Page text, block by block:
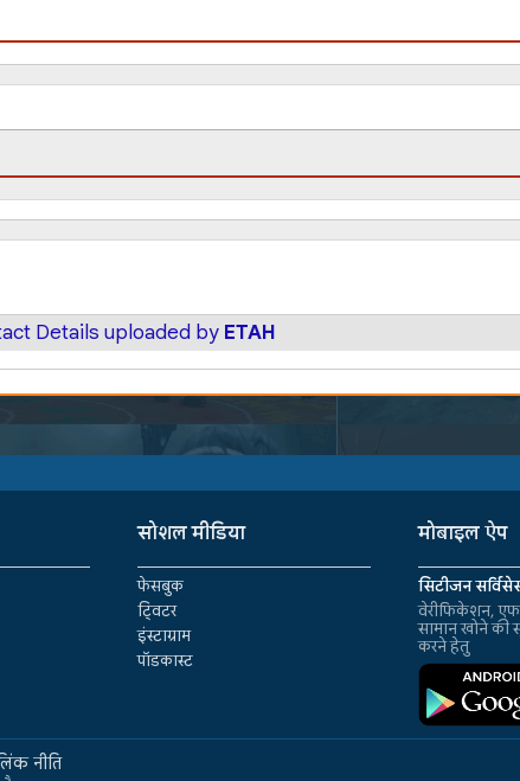
Details uploaded by ETAH
सोशल मीडिया
फेसबुक
ट्विटर
इंस्टाग्राम
पॉडकास्ट
मोबाइल ऐप
सिटीजन
वेरीफिकेशन,
सामान खोने की
करने हेतु
नीति